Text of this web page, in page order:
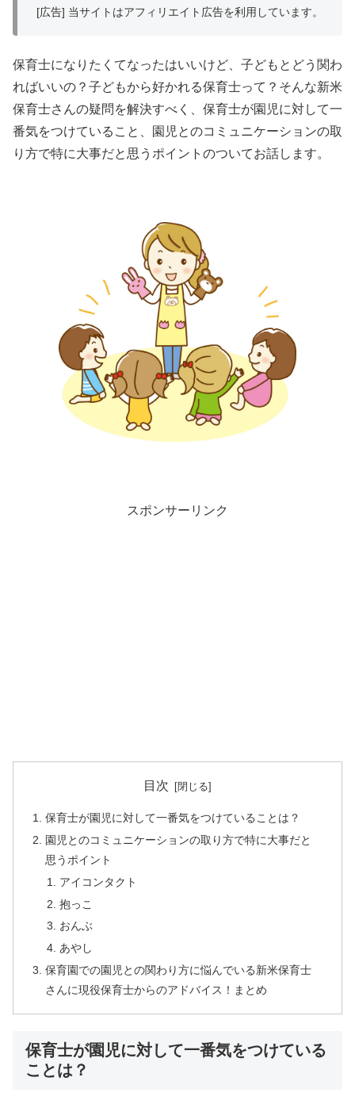
[広告] 当サイトはアフィリエイト広告を利用しています。
保育士になりたくてなったはいいけど、子どもとどう関わ
ればいいの？子どもから好かれる保育士って？そんな新米
保育士さんの疑問を解決すべく、保育士が園児に対して一
番気をつけていること、園児とのコミュニケーションの取
り方で特に大事だと思うポイントのついてお話します。
スポンサーリンク
目次
保育士が園児に対して一番気をつけていることは？
園児とのコミュニケーションの取り方で特に大事だと
思うポイント
アイコンタクト
抱っこ
おんぶ
あやし
保育園での園児との関わり方に悩んでいる新米保育士
さんに現役保育士からのアドバイス！まとめ
保育士が園児に対して一番気をつけている
ことは？